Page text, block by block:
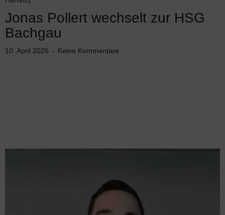
Jonas Pollert wechselt zur HSG
Bachgau
10. April 2026 Keine Kommentare